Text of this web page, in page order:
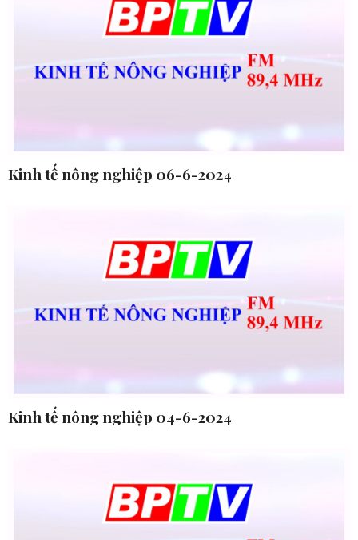
Kinh tế nông nghiệp 06-6-2024
Kinh tế nông nghiệp 04-6-2024